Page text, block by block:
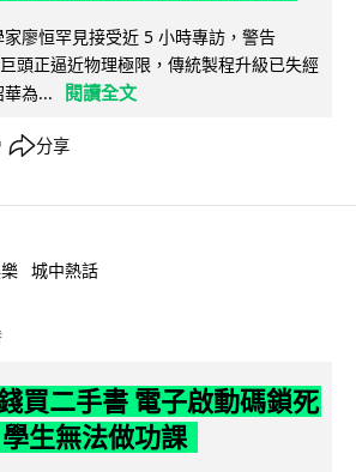
廖恒罕見接受近 5 小時專訪，警告
頭正逼近物理極限，傳統製程升級已失經
為...
閱讀全文
分享
城中熱話
買二手書 電子啟動碼鎖死
生無法做功課